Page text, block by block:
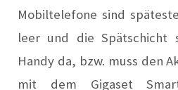
Mobiltelefone sind
leer und die Spätschicht
Handy da, bzw. muss den
mit dem Gigaset